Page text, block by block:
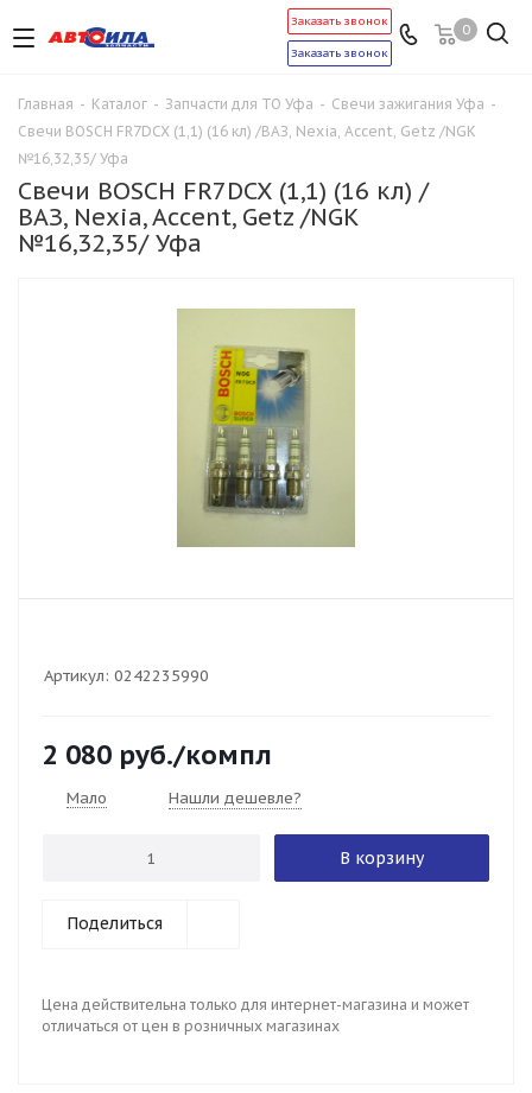
0
Заказать звонок
Заказать звонок
Главная - Каталог - Запчасти для ТО Уфа - Свечи зажигания Уфа -
Свечи BOSCH FR7DCX (1,1) (16 кл) /ВАЗ, Nexia, Accent, Getz /NGK
№16,32,35/ Уфа
Свечи BOSCH FR7DCX (1,1) (16 кл) /
ВАЗ, Nexia, Accent, Getz /NGK
№16,32,35/ Уфа
Артикул: 0242235990
2 080 руб./компл
Мало Нашли дешевле?
В корзину
Поделиться
Цена действительна только для интернет-магазина и может
отличаться от цен в розничных магазинах